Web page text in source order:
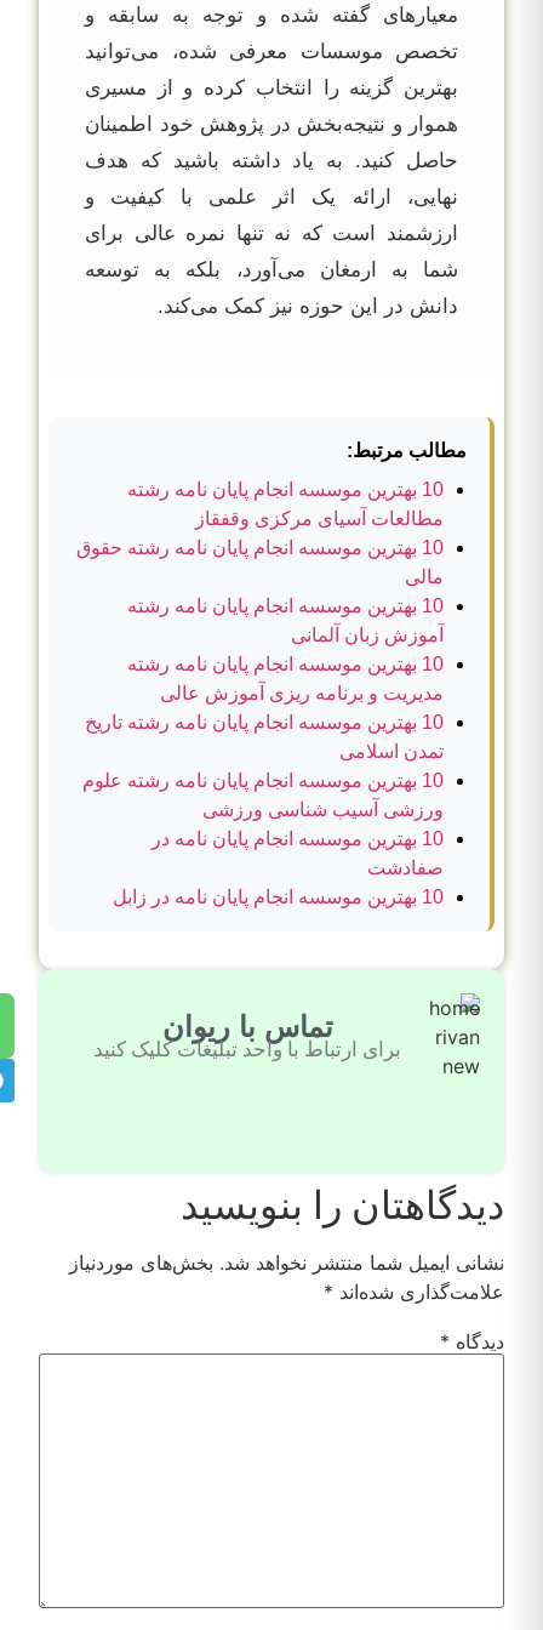
معیارهای گفته شده و توجه به سابقه و
تخصص موسسات معرفی شده، می‌توانید
بهترین گزینه را انتخاب کرده و از مسیری
هموار و نتیجه‌بخش در پژوهش خود اطمینان
حاصل کنید. به یاد داشته باشید که هدف
نهایی، ارائه یک اثر علمی با کیفیت و
ارزشمند است که نه تنها نمره عالی برای
شما به ارمغان می‌آورد، بلکه به توسعه
دانش در این حوزه نیز کمک می‌کند.
مطالب مرتبط:
10 بهترین موسسه انجام پایان نامه رشته
مطالعات آسیای مرکزی وقفقاز
10 بهترین موسسه انجام پایان نامه رشته حقوق
مالی
10 بهترین موسسه انجام پایان نامه رشته
آموزش زبان آلمانی
10 بهترین موسسه انجام پایان نامه رشته
مدیریت و برنامه ریزی آموزش عالی
10 بهترین موسسه انجام پایان نامه رشته تاریخ
تمدن اسلامی
10 بهترین موسسه انجام پایان نامه رشته علوم
ورزشی آسیب شناسی ورزشی
10 بهترین موسسه انجام پایان نامه در
صفادشت
10 بهترین موسسه انجام پایان نامه در زابل
تماس با ریوان
برای ارتباط با واحد تبلیغات کلیک کنید
دیدگاهتان را بنویسید
نشانی ایمیل شما منتشر نخواهد شد. بخش‌های موردنیاز
علامت‌گذاری شده‌اند *
دیدگاه *